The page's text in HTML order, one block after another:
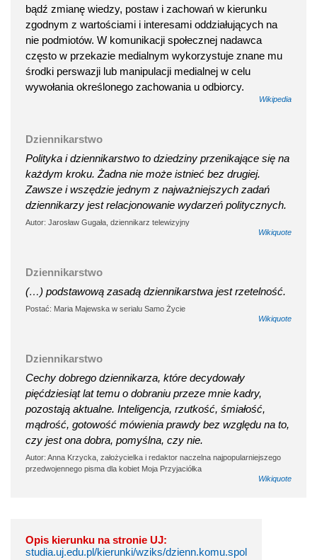
bądź zmianę wiedzy, postaw i zachowań w kierunku
zgodnym z wartościami i interesami oddziałujących na
nie podmiotów. W komunikacji społecznej nadawca
często w przekazie medialnym wykorzystuje znane mu
środki perswazji lub manipulacji medialnej w celu
wywołania określonego zachowania u odbiorcy.
Wikipedia
Dziennikarstwo
Polityka i dziennikarstwo to dziedziny przenikające się na
każdym kroku. Żadna nie może istnieć bez drugiej.
Zawsze i wszędzie jednym z najważniejszych zadań
dziennikarzy jest relacjonowanie wydarzeń politycznych.
Autor: Jarosław Gugała, dziennikarz telewizyjny
Wikiquote
Dziennikarstwo
(…) podstawową zasadą dziennikarstwa jest rzetelność.
Postać: Maria Majewska w serialu Samo Życie
Wikiquote
Dziennikarstwo
Cechy dobrego dziennikarza, które decydowały
pięćdziesiąt lat temu o dobraniu przeze mnie kadry,
pozostają aktualne. Inteligencja, rzutkość, śmiałość,
mądrość, gotowość mówienia prawdy bez względu na to,
czy jest ona dobra, pomyślna, czy nie.
Autor: Anna Krzycka, założycielka i redaktor naczelna najpopularniejszego
przedwojennego pisma dla kobiet Moja Przyjaciółka
Wikiquote
Opis kierunku na stronie UJ:
studia.uj.edu.pl/kierunki/wziks/dzienn.komu.spol